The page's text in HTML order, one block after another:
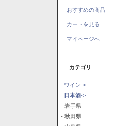
おすすめの商品
カートを見る
マイページへ
カテゴリ
ワイン->
日本酒->
- 岩手県
- 秋田県